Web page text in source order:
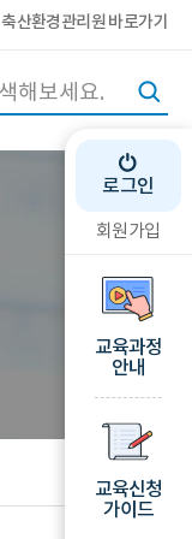
축산환경관리원 바로가기
로그인
회원가입
교육과정
안내
교육신청
가이드